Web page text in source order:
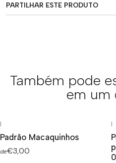
PARTILHAR ESTE PRODUTO
Também pode
em um
|
Padrão Macaquinhos
de€3,00
|